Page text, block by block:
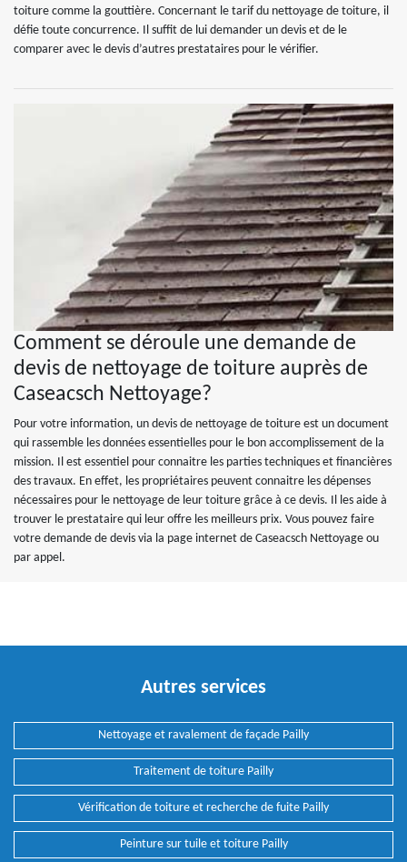
toiture comme la gouttière. Concernant le tarif du nettoyage de toiture, il
défie toute concurrence. Il suffit de lui demander un devis et de le
comparer avec le devis d’autres prestataires pour le vérifier.
Comment se déroule une demande de
devis de nettoyage de toiture auprès de
Caseacsch Nettoyage?
Pour votre information, un devis de nettoyage de toiture est un document
qui rassemble les données essentielles pour le bon accomplissement de la
mission. Il est essentiel pour connaitre les parties techniques et financières
des travaux. En effet, les propriétaires peuvent connaitre les dépenses
nécessaires pour le nettoyage de leur toiture grâce à ce devis. Il les aide à
trouver le prestataire qui leur offre les meilleurs prix. Vous pouvez faire
votre demande de devis via la page internet de Caseacsch Nettoyage ou
par appel.
Autres services
Nettoyage et ravalement de façade Pailly
Traitement de toiture Pailly
Vérification de toiture et recherche de fuite Pailly
Peinture sur tuile et toiture Pailly